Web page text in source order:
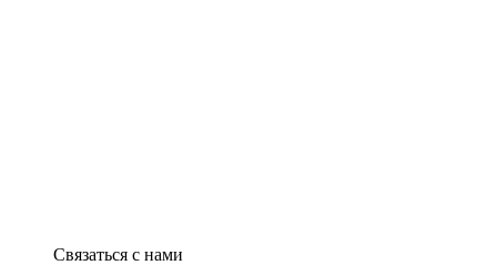
Связаться с нами